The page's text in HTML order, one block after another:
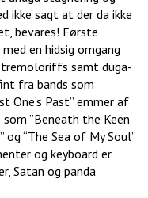
ikke sagt at der da ikke
bevares! Første
en hidsig omgang
tremoloriffs samt duga-
fra bands som
One’s Past” emmer af
”Beneath the Keen
“The Sea of My Soul”
og keyboard er
Satan og panda